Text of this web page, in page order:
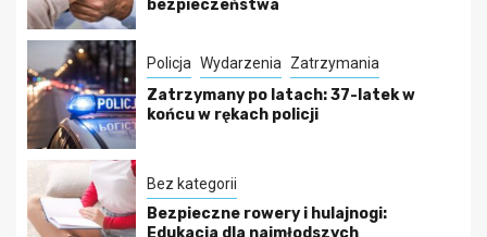
bezpieczeństwa
Policja Wydarzenia Zatrzymania
Zatrzymany po latach: 37-latek w
końcu w rękach policji
Bez kategorii
Bezpieczne rowery i hulajnogi: